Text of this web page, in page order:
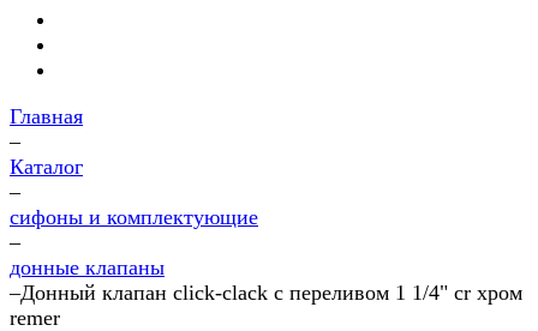
Главная
–
Каталог
–
сифоны и комплектующие
–
донные клапаны
–Донный клапан click-clack с переливом 1 1/4" cr хром
remer